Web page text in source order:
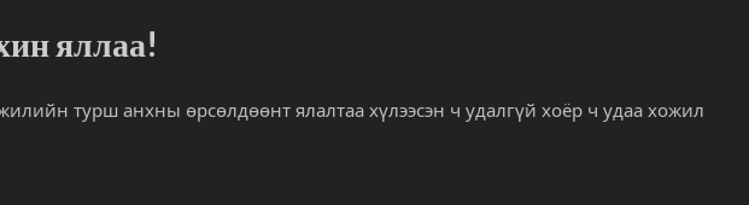
яллаа!
турш анхны өрсөлдөөнт ялалтаа хүлээсэн ч удалгүй хоёр ч удаа хожил